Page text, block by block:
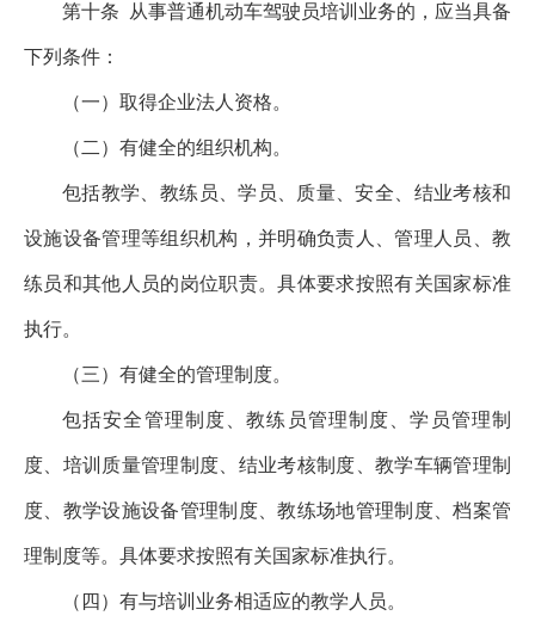
第十条 从事普通机动车驾驶员培训业务的，应当具备
下列条件：
（一）取得企业法人资格。
（二）有健全的组织机构。
包括教学、教练员、学员、质量、安全、结业考核和
设施设备管理等组织机构，并明确负责人、管理人员、教
练员和其他人员的岗位职责。具体要求按照有关国家标准
执行。
（三）有健全的管理制度。
包括安全管理制度、教练员管理制度、学员管理制
度、培训质量管理制度、结业考核制度、教学车辆管理制
度、教学设施设备管理制度、教练场地管理制度、档案管
理制度等。具体要求按照有关国家标准执行。
（四）有与培训业务相适应的教学人员。